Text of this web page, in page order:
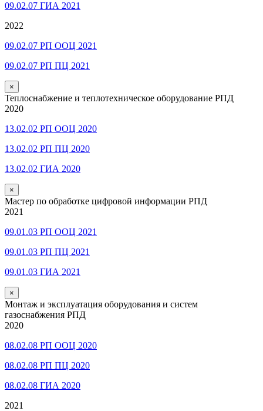
09.02.07 ГИА 2021
2022
09.02.07 РП ООЦ 2021
09.02.07 РП ПЦ 2021
×
Теплоснабжение и теплотехническое оборудование РПД
2020
13.02.02 РП ООЦ 2020
13.02.02 РП ПЦ 2020
13.02.02 ГИА 2020
×
Мастер по обработке цифровой информации РПД
2021
09.01.03 РП ООЦ 2021
09.01.03 РП ПЦ 2021
09.01.03 ГИА 2021
×
Монтаж и эксплуатация оборудования и систем
газоснабжения РПД
2020
08.02.08 РП ООЦ 2020
08.02.08 РП ПЦ 2020
08.02.08 ГИА 2020
2021